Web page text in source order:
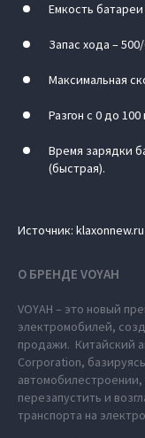
Емкость
Запас хода –
Максимальная
Разгон с 0 до
Время зарядки
(быстрая).
Источник: klaxonnew.ru
О БРЕНДЕ VOYAH
VOYAH – это новый
электромобилей,
продажи. Китайский
Corporation,
перезапустить и
транспорта на